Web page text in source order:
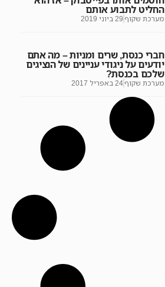
החליט לתבוע אותם
מערכת שקוף 29 ביוני 2019
חברי כנסת, שרים ומניות – מה אתם
יודעים על ניגודי עניינים של הנציגים
שלכם בכנסת?
מערכת שקוף24 באפריל 2017